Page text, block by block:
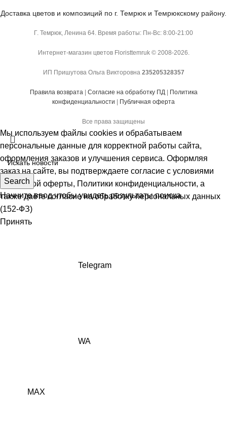
Доставка цветов и композиций по г. Темрюк и Темрюкскому району.
Г. Темрюк, Ленина 64. Время работы: Пн-Вс: 8:00-21:00
Интернет-магазин цветов Floristtemruk © 2008-2026.
ИП Пришутова Ольга Викторовна 235205328357
Правила возврата| Согласие на обработку ПД|
Политика
конфиденциальности
Публичная оферта
Все права защищены
Search
Начните ввод чтобы увидеть результаты поиска
Мы используем файлы cookies и обрабатываем
персональные данные для корректной работы сайта,
оформления заказов и улучшения сервиса. Оформляя
заказ на сайте, вы подтверждаете согласие с условиями
Публичной оферты, Политики конфиденциальности, а
также даётесогласие на обработку персональных данных
(152-ФЗ)
Принять
Telegram
WA
MAX